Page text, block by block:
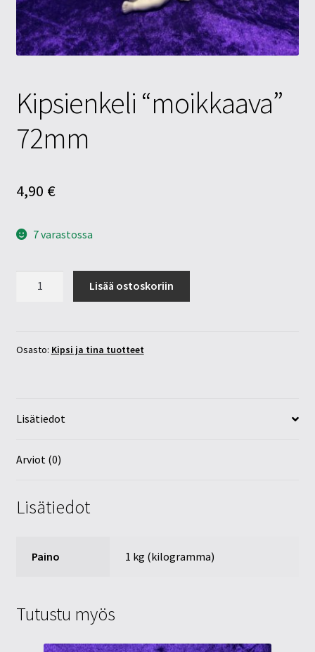
Tietosuojaseloste
Tuotteet
Kipsienkeli “moikkaava”
72mm
4,90 €
7 varastossa
Lisää ostoskoriin
Osasto: Kipsi ja tina tuotteet
Lisätiedot
Arviot (0)
Lisätiedot
Paino 1 kg (kilogramma)
Tutustu myös